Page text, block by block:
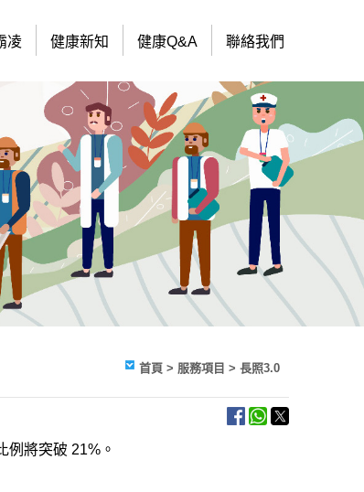
凌 健康新知 健康Q&A 聯絡我們
首頁 > 服務項目 > 長照3.0
例將突破 21%。